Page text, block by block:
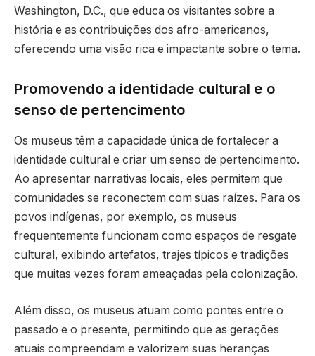
Washington, D.C., que educa os visitantes sobre a
história e as contribuições dos afro-americanos,
oferecendo uma visão rica e impactante sobre o tema.
Promovendo a identidade cultural e o
senso de pertencimento
Os museus têm a capacidade única de fortalecer a
identidade cultural e criar um senso de pertencimento.
Ao apresentar narrativas locais, eles permitem que
comunidades se reconectem com suas raízes. Para os
povos indígenas, por exemplo, os museus
frequentemente funcionam como espaços de resgate
cultural, exibindo artefatos, trajes típicos e tradições
que muitas vezes foram ameaçadas pela colonização.
Além disso, os museus atuam como pontes entre o
passado e o presente, permitindo que as gerações
atuais compreendam e valorizem suas heranças